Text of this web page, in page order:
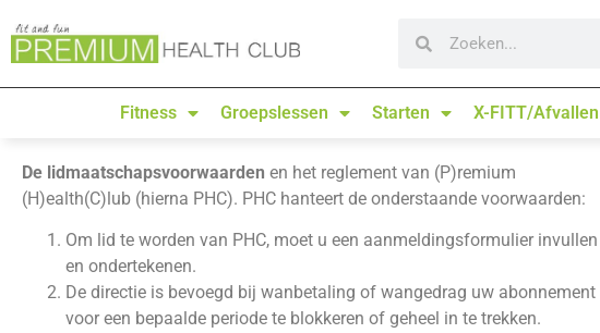
Fitness Groepslessen Starten X-FITT/Afvallen
De lidmaatschapsvoorwaarden en het reglement van (P)remium
(H)ealth(C)lub (hierna PHC). PHC hanteert de onderstaande voorwaarden:
Om lid te worden van PHC, moet u een aanmeldingsformulier invullen
en ondertekenen.
De directie is bevoegd bij wanbetaling of wangedrag uw abonnement
voor een bepaalde periode te blokkeren of geheel in te trekken.